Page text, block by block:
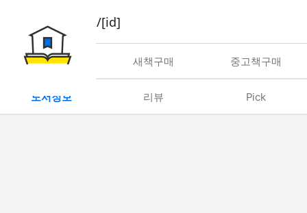
book/rent/[id]
대여 새책구매 중고책구매
도서정보 리뷰 Pick